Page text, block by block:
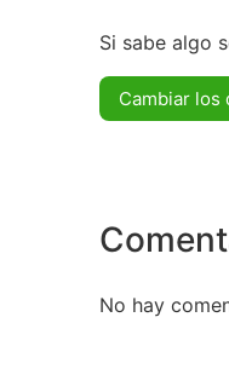
Si sabe algo
Cambiar los
No hay